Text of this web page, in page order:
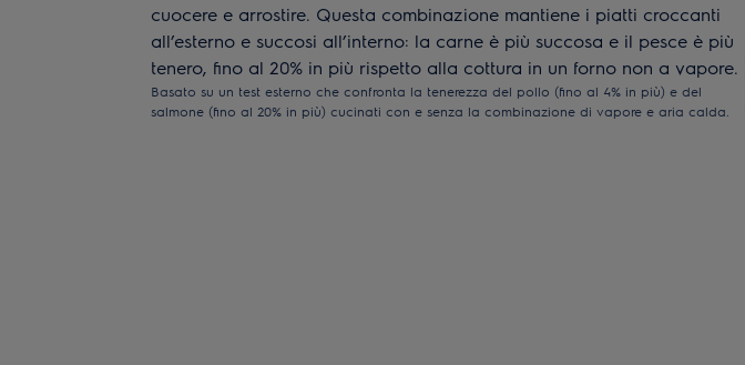
cuocere e arrostire. Questa combinazione mantiene i piatti croccanti
all’esterno e succosi all’interno: la carne è più succosa e il pesce è più
tenero, fino al 20% in più rispetto alla cottura in un forno non a vapore.
Basato su un test esterno che confronta la tenerezza del pollo (fino al 4% in più) e del
salmone (fino al 20% in più) cucinati con e senza la combinazione di vapore e aria calda.